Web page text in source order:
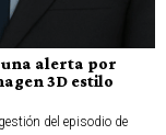
una alerta por
3D estilo
del episodio de